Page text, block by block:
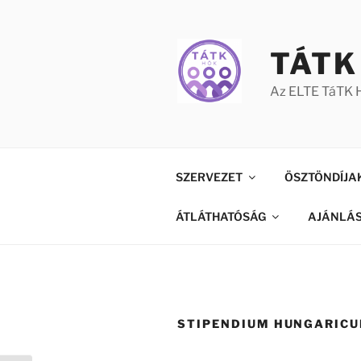
Az ELTE
SZERVEZET
ÁTLÁTHATÓSÁG
STIPENDIUM